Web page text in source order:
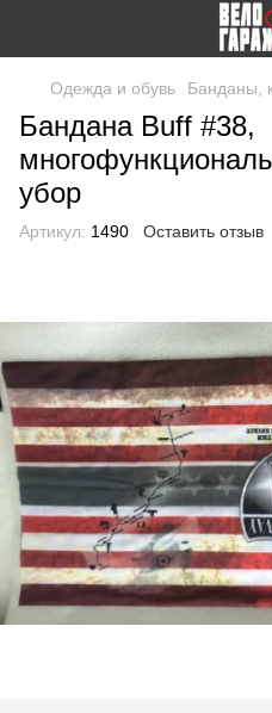
Одежда и обувь Банданы,
Бандана Buff #38,
убор
Артикул: 1490 Оставить отзыв